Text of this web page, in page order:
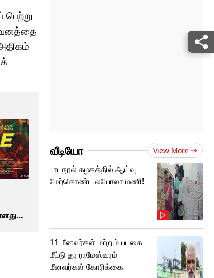
வீடியோ View More
பாடநூல் கழகத்தில் ஆய்வு
மேற்கொண்ட லயோலா மணி!
11 மீனவர்கள் மற்றும் படகை
மீட்டு தர ராமேஸ்வரம்
மீனவர்கள் கோரிக்கை